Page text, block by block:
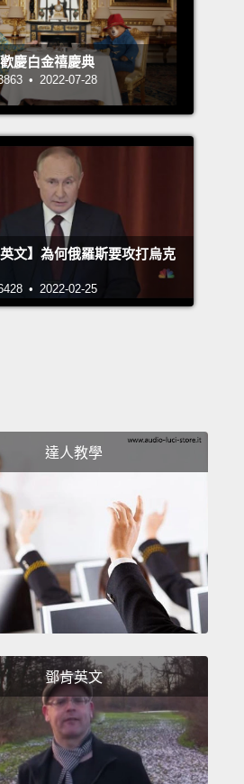
過程在較低的溫度下會進行
大幅冷卻，食物裡的酵素和
物腐壞。那就是為什麼食物
上久。然而，冷凍並不一直
被發明出來前。不是說將食
思是，住在寒冷地區的人們
們開始在比較溫暖的氣候裡
就變得麻煩了。
full of salty ice, which,
many hours or even
Birds'
塊的房間，那種房間，雖然
幾個小時，甚至是好幾天來
胞內的液體有時間結成大冰
結晶的銳利邊緣會戳破細胞
滲出來。噁!更噁心的？鳥類
lived in Arctic Canada in
that when Inuit
40 degree windy
immediately.
When
慶白金禧慶典
• 2022-07-28
英文】為何俄羅斯要攻打烏克
• 2022-02-25
達人教學
鄧肯英文